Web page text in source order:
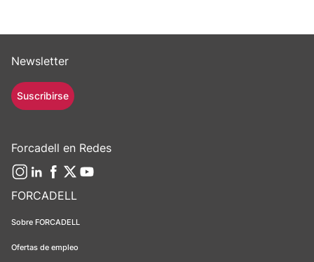
FORCADELL
Sobre FORCADELL
Ofertas de empleo
Newsletter
Suscribirse
Forcadell en Redes